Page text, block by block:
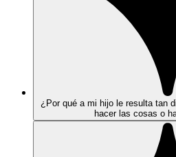
¿Por qué a mi hijo le resulta tan
hacer las cosas o